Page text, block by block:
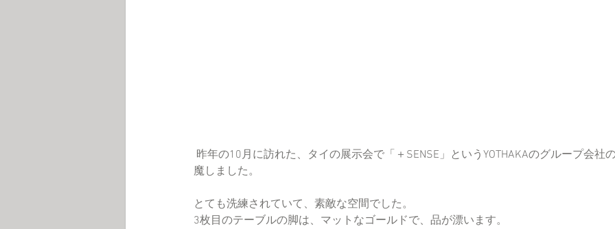
魔しました。
とても洗練されていて、素敵な空間でした。
3枚目のテーブルの脚は、マットなゴールドで、品が漂います。